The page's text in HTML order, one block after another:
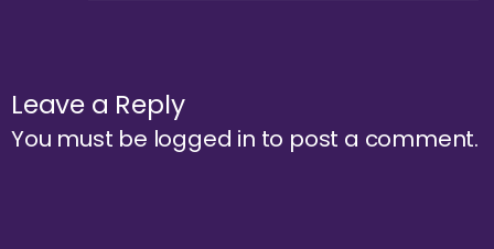
Leave a Reply
You must be logged in to post a comment.